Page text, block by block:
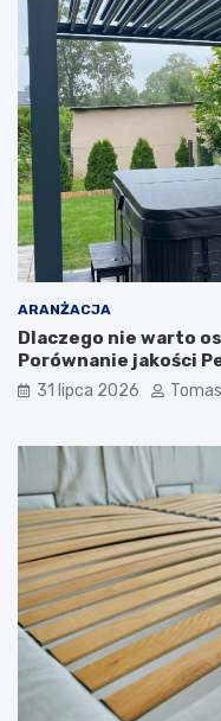
ARANŻACJA
Dlaczego nie warto
Porównanie jakości
marketu
31 lipca 2026